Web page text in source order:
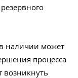
в наличии может
процесса
возникнуть